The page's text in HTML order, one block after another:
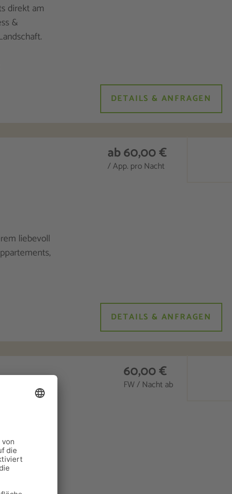
direkt am
&
DETAILS & ANFRAGEN
liebevoll
ab 60,00 €
/ App. pro Nacht
DETAILS & ANFRAGEN
in
60,00 €
FW / Nacht ab